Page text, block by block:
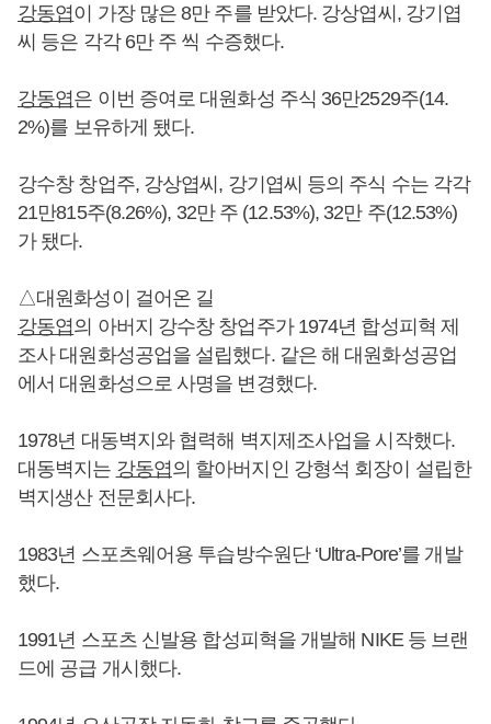
강동엽이 가장 많은 8만 주를 받았다. 강상엽씨, 강기엽
씨 등은 각각 6만 주 씩 수증했다.
강동엽은 이번 증여로 대원화성 주식 36만2529주(14.
2%)를 보유하게 됐다.
강수창 창업주, 강상엽씨, 강기엽씨 등의 주식 수는 각각
21만815주(8.26%), 32만 주 (12.53%), 32만 주(12.53%)
가 됐다.
△대원화성이 걸어온 길
강동엽의 아버지 강수창 창업주가 1974년 합성피혁 제
조사 대원화성공업을 설립했다. 같은 해 대원화성공업
에서 대원화성으로 사명을 변경했다.
1978년 대동벽지와 협력해 벽지제조사업을 시작했다.
대동벽지는 강동엽의 할아버지인 강형석 회장이 설립한
벽지생산 전문회사다.
1983년 스포츠웨어용 투습방수원단 ‘Ultra-Pore’를 개발
했다.
1991년 스포츠 신발용 합성피혁을 개발해 NIKE 등 브랜
드에 공급 개시했다.